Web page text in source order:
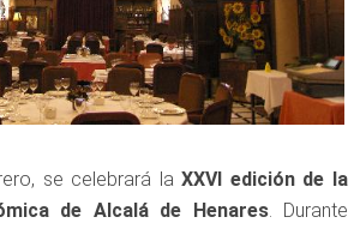
se celebrará laXXVI edición de la
de Alcalá de Henares. Durante